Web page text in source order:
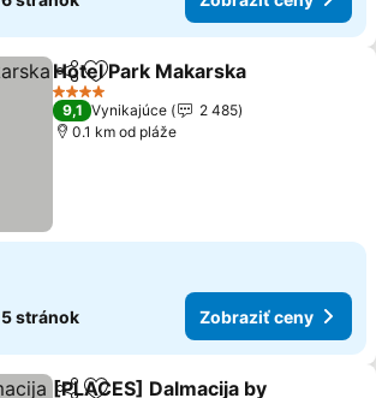
ZdieľaťPridať do obľúbených
Hotel Park Makarska
4 Počet hviezdičiek
9,1 Vynikajúce
2 485
0.1 km od pláže
5 stránok Zobraziť ceny
[PLACES] Dalmacija by